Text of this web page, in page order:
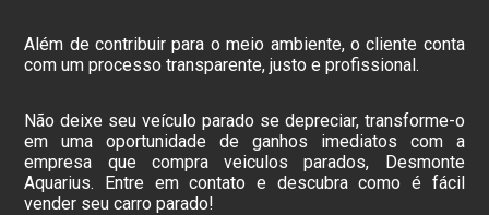
Além de contribuir para o meio ambiente, o cliente conta
com um processo transparente, justo e profissional.
Não deixe seu veículo parado se depreciar, transforme-o
em uma oportunidade de ganhos imediatos com a
empresa que compra veiculos parados, Desmonte
Aquarius. Entre em contato e descubra como é fácil
vender seu carro parado!